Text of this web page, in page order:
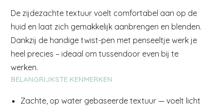
De zijdezachte textuur voelt comfortabel aan op de
huid en laat zich gemakkelijk aanbrengen en blenden.
Dankzij de handige twist-pen met penseeltje werk je
heel precies – ideaal om tussendoor even bij te
werken.
BELANGRIJKSTE KENMERKEN
Zachte, op water gebaseerde textuur — voelt licht